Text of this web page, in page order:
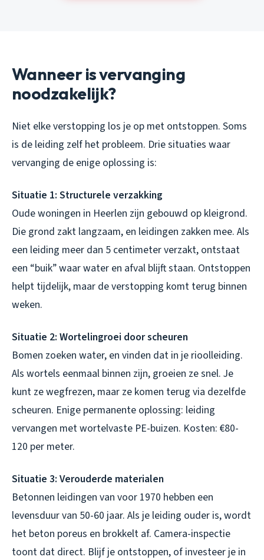
Wanneer is vervanging
noodzakelijk?
Niet elke verstopping los je op met ontstoppen. Soms
is de leiding zelf het probleem. Drie situaties waar
vervanging de enige oplossing is:
Situatie 1: Structurele verzakking
Oude woningen in Heerlen zijn gebouwd op kleigrond.
Die grond zakt langzaam, en leidingen zakken mee. Als
een leiding meer dan 5 centimeter verzakt, ontstaat
een “buik” waar water en afval blijft staan. Ontstoppen
helpt tijdelijk, maar de verstopping komt terug binnen
weken.
Situatie 2: Wortelingroei door scheuren
Bomen zoeken water, en vinden dat in je rioolleiding.
Als wortels eenmaal binnen zijn, groeien ze snel. Je
kunt ze wegfrezen, maar ze komen terug via dezelfde
scheuren. Enige permanente oplossing: leiding
vervangen met wortelvaste PE-buizen. Kosten: €80-
120 per meter.
Situatie 3: Verouderde materialen
Betonnen leidingen van voor 1970 hebben een
levensduur van 50-60 jaar. Als je leiding ouder is, wordt
het beton poreus en brokkelt af. Camera-inspectie
toont dat direct. Blijf je ontstoppen, of investeer je in